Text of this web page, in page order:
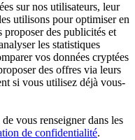
sur nos utilisateurs, leur
utilisons pour optimiser en
proposer des publicités et
les statistiques
vos données cryptées
des offres via leurs
si vous utilisez déjà vous-
vous renseigner dans les
de confidentialité.